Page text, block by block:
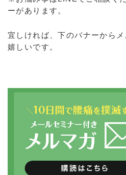
ーがあります。
宜しければ、下のバナーから
嬉しいです。